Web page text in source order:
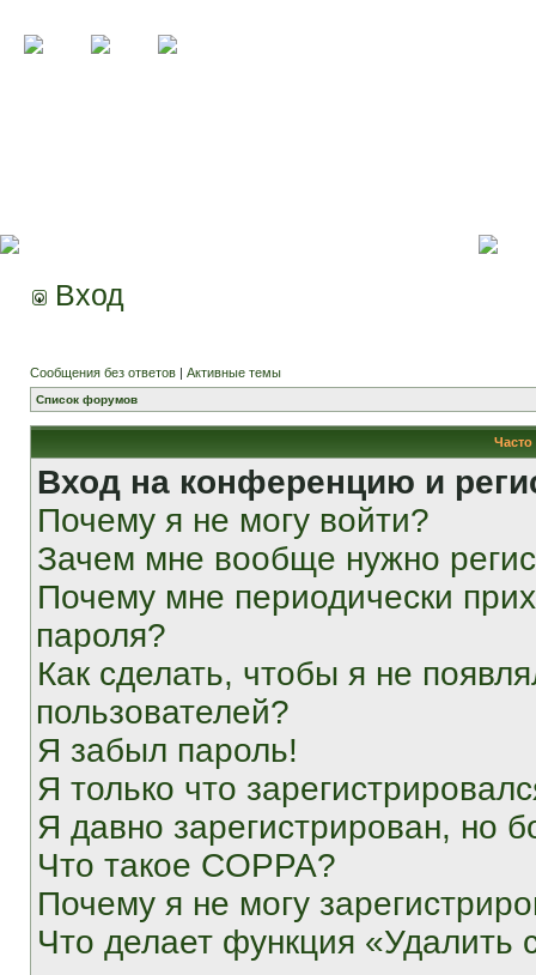
Вход
Сообщения без ответов | Активные темы
Список форумов
Вход на конференцию и
Почему я не могу войти?
Зачем мне вообще нужно
Почему мне периодически
пароля?
Как сделать, чтобы я не
пользователей?
Я забыл пароль!
Я только что
Я давно зарегистрирован, но
Что такое COPPA?
Почему я не могу
Что делает функция «Удалить